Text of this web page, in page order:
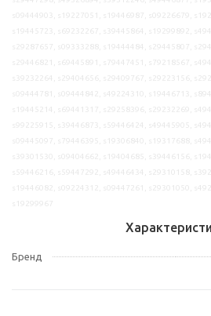
Бренд